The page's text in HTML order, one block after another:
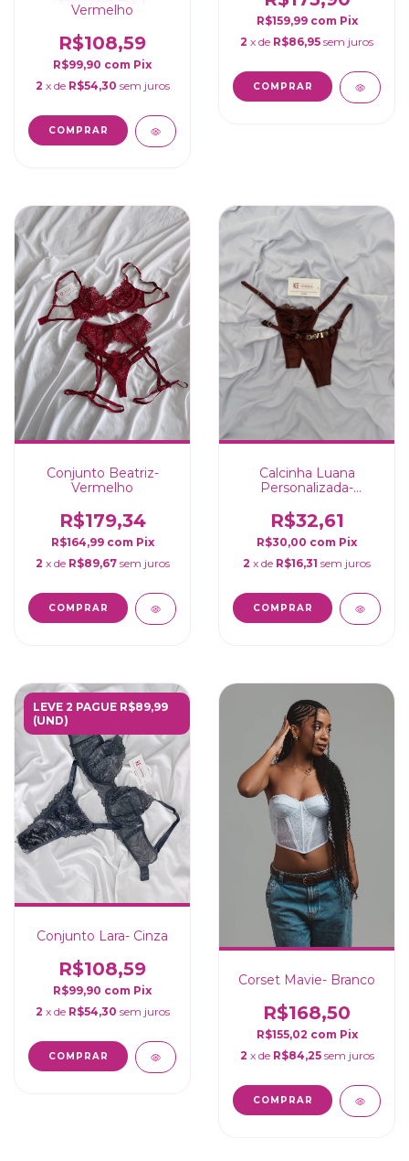
Vermelho
R$108,59
R$99,90 com Pix
2 x de R$54,30 sem juros
COMPRAR
R$159,99 com Pix
2 x de R$86,95 sem juros
COMPRAR
Conjunto Beatriz-
Vermelho
R$179,34
R$164,99 com Pix
2 x de R$89,67 sem juros
COMPRAR
Calcinha Luana
Personalizada-
R$32,61
R$30,00 com Pix
2 x de R$16,31 sem juros
COMPRAR
LEVE 2 PAGUE R$89,99
(UND)
Conjunto Lara- Cinza
R$108,59
R$99,90 com Pix
2 x de R$54,30 sem juros
COMPRAR
Corset Mavie- Branco
R$168,50
R$155,02 com Pix
2 x de R$84,25 sem juros
COMPRAR